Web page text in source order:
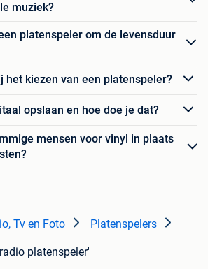
muziek?
platenspeler om de levensduur
het kiezen van een platenspeler?
opslaan en hoe doe je dat?
mensen voor vinyl in plaats
Tv en Foto Platenspelers
platenspeler'